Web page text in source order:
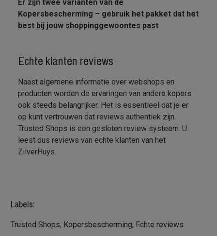
Er zijn twee varianten van de
Kopersbescherming – gebruik het pakket dat het
best bij jouw shoppinggewoontes past
Echte klanten reviews
Naast algemene informatie over webshops en
producten worden de ervaringen van andere kopers
ook steeds belangrijker. Het is essentieel dat je er
op kunt vertrouwen dat reviews authentiek zijn.
Trusted Shops is een gesloten review systeem. U
leest dus reviews van echte klanten van het
ZilverHuys.
Labels:
Trusted Shops, Kopersbescherming, Echte reviews